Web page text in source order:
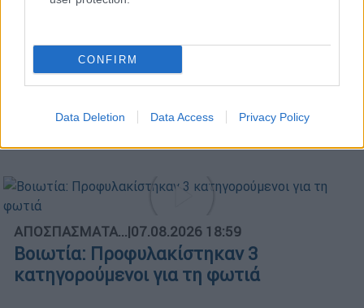
CONFIRM
Data Deletion Data Access Privacy Policy
Ώρα Ελλάδος 07/08/2026
ΑΘΛΗΤΙΚΟ ΔΕΛΤΙΟ | 07.08.2026 19:46
ΑΠΟΣΠΑΣΜΑΤΑ...|07.08.2026 18:59
Βοιωτία: Προφυλακίστηκαν 3
κατηγορούμενοι για τη φωτιά